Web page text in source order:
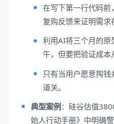
在写下第一行代码前
复购反馈来证明需求
利用AI将三个月的原
午，但要把验证成本
只有当用户愿意掏
道关。
典型案例：硅谷估值
始人行动手册》中明确